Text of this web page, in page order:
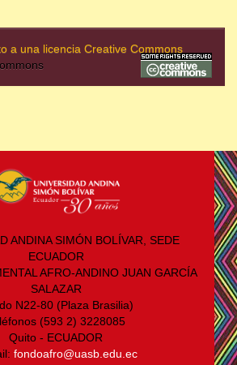
a una licencia Creative Commons
ANDINA SIMÓN BOLÍVAR, SEDE
ECUADOR
AFRO-ANDINO JUAN GARCÍA
SALAZAR
N22-80 (Plaza Brasilia)
(593 2) 3228085
Quito - ECUADOR
fondoafro@uasb.edu.ec